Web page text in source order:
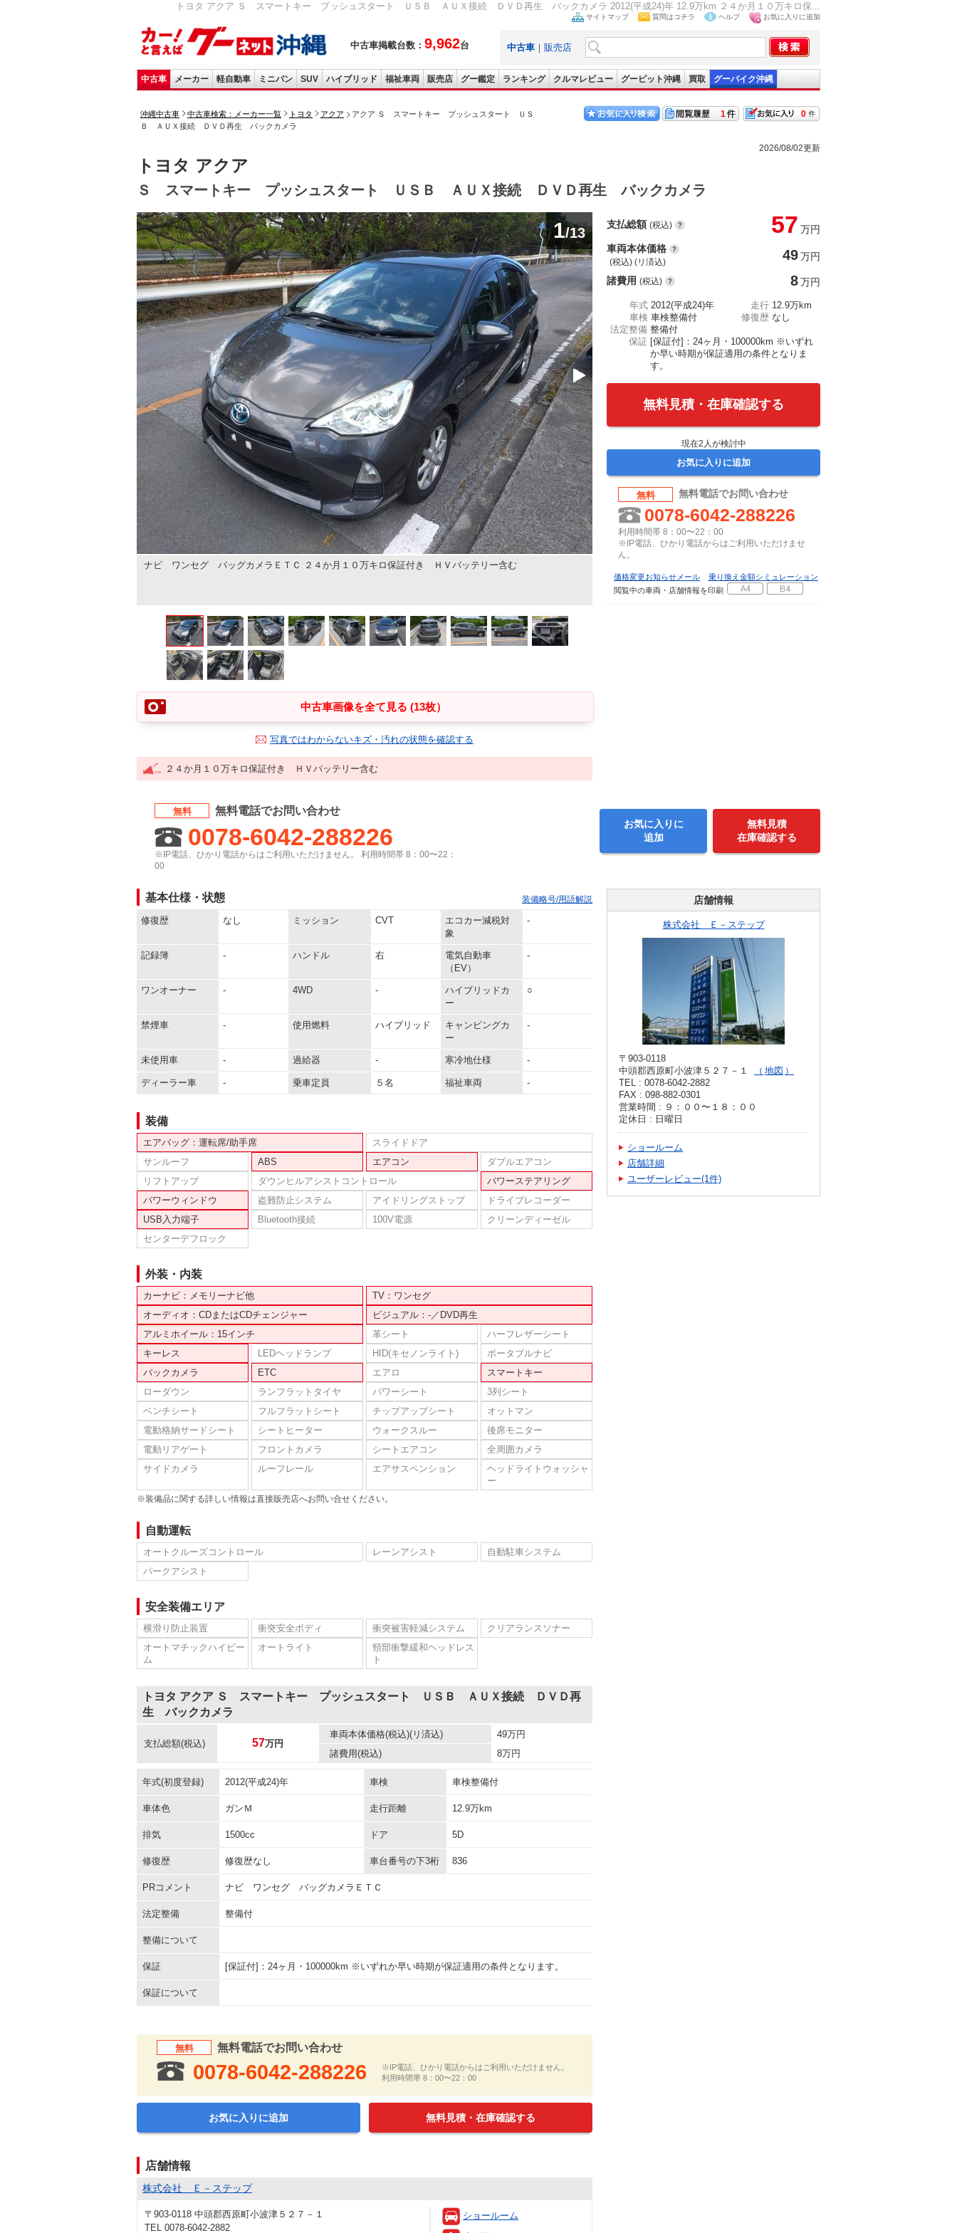
トヨタ アクア Ｓ スマートキー プッシュスタート ＵＳＢ ＡＵＸ接続 ＤＶＤ再生 バックカメラ 2012(平成24)年 12.9万km ２４か月１０万キロ保...
中古車掲載台数： 9,962台
サイトマップ 質問はコチラ ヘルプ お気に入りに追加
中古車 ｜ 販売店
中古車 メーカー 軽自動車 ミニバン SUV ハイブリッド 福祉車両 販売店 グー鑑定 ランキング クルマレビュー グーピット沖縄 買取 グーバイク沖縄
沖縄中古車 中古車検索：メーカー一覧 トヨタ アクア
アクア Ｓ スマートキー プッシュスタート ＵＳ
Ｂ ＡＵＸ接続 ＤＶＤ再生 バックカメラ
0
1
2026/08/02更新
トヨタ アクア
Ｓ スマートキー プッシュスタート ＵＳＢ ＡＵＸ接続 ＤＶＤ再生 バックカメラ
ナビ ワンセグ バッグカメラＥＴＣ ２４か月１０万キロ保証付き ＨＶバッテリー含む
1/13
中古車画像を全て見る (13枚）
写真ではわからないキズ・汚れの状態を確認する
２４か月１０万キロ保証付き ＨＶバッテリー含む
支払総額 (税込) 57 万円
車両本体価格
(税込) (リ済込) 49万円
諸費用 (税込) 8万円
年式 2012(平成24)年 走行 12.9万km
車検 車検整備付 修復歴 なし
法定整備 整備付
保証 [保証付]：24ヶ月・100000km ※いずれ
か早い時期が保証適用の条件となりま
す。
無料見積・在庫確認する
現在2 人が検討中
お気に入りに追加
無料 無料電話でお問い合わせ
0078-6042-288226
利用時間帯 8：00〜22：00
※IP電話、ひかり電話からはご利用いただけませ
ん。
価格変更お知らせメール
乗り換え金額シミュレーション
閲覧中の車両・店舗情報を印刷
無料 無料電話でお問い合わせ
0078-6042-288226
※IP電話、ひかり電話からはご利用いただけません。 利用時間帯 8：00〜22：
00
お気に入りに
追加
無料見積
在庫確認する
基本仕様・状態 装備略号/用語解説
修復歴 なし ミッション CVT
エコカー減税対
象
-
記録簿 - ハンドル 右
電気自動車
（EV）
-
ワンオーナー - 4WD -
ハイブリッドカ
ー
○
禁煙車 - 使用燃料 ハイブリッド
キャンピングカ
ー
-
未使用車 - 過給器 - 寒冷地仕様 -
ディーラー車 - 乗車定員 ５名 福祉車両 -
装備
エアバッグ：運転席/助手席
スライドドア
サンルーフ
ABS エアコン
ダブルエアコン
リフトアップ
ダウンヒルアシストコントロール
パワーステアリング
パワーウィンドウ
盗難防止システム アイドリングストップ
ドライブレコーダー
USB入力端子
Bluetooth接続 100V電源
クリーンディーゼル
センターデフロック
外装・内装
カーナビ：メモリーナビ他
TV：ワンセグ
オーディオ：CDまたはCDチェンジャー
ビジュアル：-／DVD再生
アルミホイール：15インチ
革シート
ハーフレザーシート
キーレス
LEDヘッドランプ HID(キセノンライト)
ポータブルナビ
バックカメラ
ETC エアロ
スマートキー
ローダウン
ランフラットタイヤ パワーシート
3列シート
ベンチシート
フルフラットシート チップアップシート
オットマン
電動格納サードシート
シートヒーター ウォークスルー
後席モニター
電動リアゲート
フロントカメラ シートエアコン
全周囲カメラ
サイドカメラ
ルーフレール エアサスペンション
ヘッドライトウォッシャ
ー
※装備品に関する詳しい情報は直接販売店へお問い合せください。
自動運転
オートクルーズコントロール レーンアシスト
自動駐車システム
パークアシスト
安全装備エリア
横滑り防止装置 衝突安全ボディ 衝突被害軽減システム
クリアランスソナー
オートマチックハイビー
ム
オートライト
頸部衝撃緩和ヘッドレス
ト
トヨタ アクア Ｓ スマートキー プッシュスタート ＵＳＢ ＡＵＸ接続 ＤＶＤ再
生 バックカメラ
支払総額(税込) 57万円
車両本体価格(税込)(リ済込) 49万円
諸費用(税込) 8万円
年式(初度登録) 2012(平成24)年 車検 車検整備付
車体色 ガンＭ 走行距離 12.9万km
排気 1500cc ドア 5D
修復歴 修復歴なし 車台番号の下3桁 836
PRコメント ナビ ワンセグ バッグカメラＥＴＣ
法定整備 整備付
整備について
保証 [保証付]：24ヶ月・100000km ※いずれか早い時期が保証適用の条件となります。
保証について
無料 無料電話でお問い合わせ
0078-6042-288226
※IP電話、ひかり電話からはご利用いただけません。
利用時間帯 8：00〜22：00
お気に入りに追加 無料見積・在庫確認する
店舗情報
株式会社 Ｅ－ステップ
〒903-0118 中頭郡西原町小波津５２７－１
TEL 0078-6042-2882
ショールーム
店舗情報
株式会社 Ｅ－ステップ
〒903-0118
中頭郡西原町小波津５２７－１
地図
TEL : 0078-6042-2882
FAX : 098-882-0301
営業時間 : ９：００〜１８：００
定休日 : 日曜日
ショールーム
店舗詳細
ユーザーレビュー(1件)